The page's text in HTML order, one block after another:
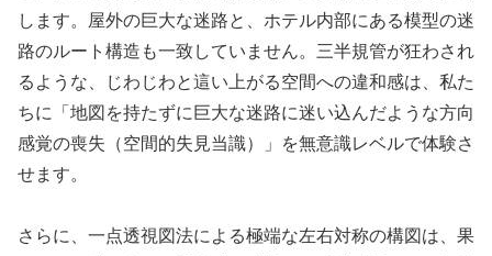
します。屋外の巨大な迷路と、ホテル内部にある模型の迷
路のルート構造も一致していません。三半規管が狂わされ
るような、じわじわと這い上がる空間への違和感は、私た
ちに「地図を持たずに巨大な迷路に迷い込んだような方向
感覚の喪失（空間的失見当識）」を無意識レベルで体験さ
せます。
さらに、一点透視図法による極端な左右対称の構図は、果